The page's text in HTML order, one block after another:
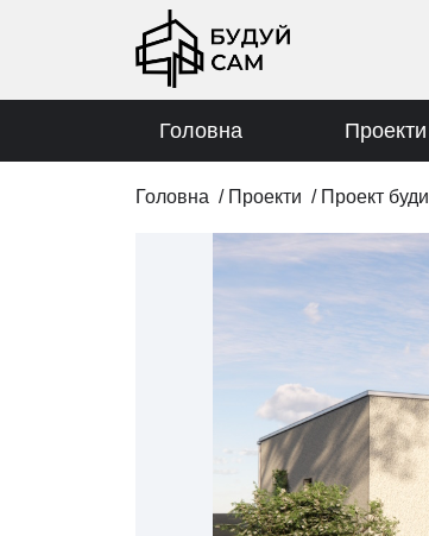
Головна Проекти
Головна / Проекти / Проект